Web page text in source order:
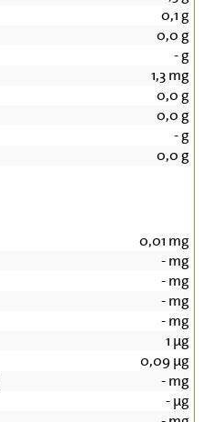
0,1 g
0,0 g
-g
1,3mg
0,0 g
0,0 g
-g
0,0 g
0,01 mg
-mg
-mg
-mg
-mg
1 µg
0,09µg
-mg
-µg